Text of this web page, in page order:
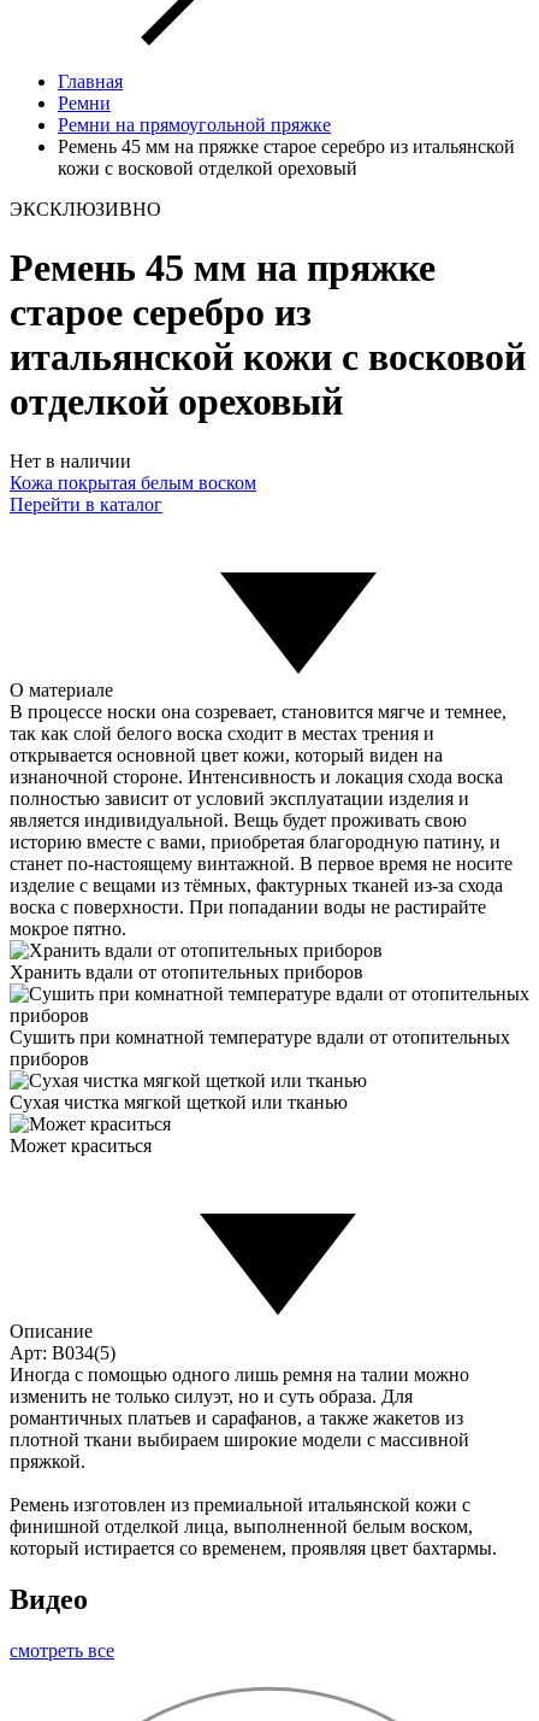
Главная
Ремни
Ремни на прямоугольной пряжке
Ремень 45 мм на пряжке старое серебро из итальянской
кожи с восковой отделкой ореховый
ЭКСКЛЮЗИВНО
Ремень 45 мм на пряжке
старое серебро из
итальянской кожи с восковой
отделкой ореховый
Нет в наличии
Кожа покрытая белым воском
Перейти в каталог
О материале
В процессе носки она созревает, становится мягче и темнее,
так как слой белого воска сходит в местах трения и
открывается основной цвет кожи, который виден на
изнаночной стороне. Интенсивность и локация схода воска
полностью зависит от условий эксплуатации изделия и
является индивидуальной. Вещь будет проживать свою
историю вместе с вами, приобретая благородную патину, и
станет по-настоящему винтажной. В первое время не носите
изделие с вещами из тёмных, фактурных тканей из-за схода
воска с поверхности. При попадании воды не растирайте
мокрое пятно.
Хранить вдали от отопительных приборов
Сушить при комнатной температуре вдали от отопительных
приборов
Сухая чистка мягкой щеткой или тканью
Может краситься
Описание
Арт: B034(5)
Иногда с помощью одного лишь ремня на талии можно
изменить не только силуэт, но и суть образа. Для
романтичных платьев и сарафанов, а также жакетов из
плотной ткани выбираем широкие модели с массивной
пряжкой.
Ремень изготовлен из премиальной итальянской кожи с
финишной отделкой лица, выполненной белым воском,
который истирается со временем, проявляя цвет бахтармы.
Видео
смотреть все